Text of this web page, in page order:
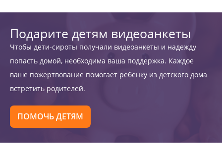
Подарите детям видеоанкеты
Чтобы дети-сироты получали видеоанкеты и надежду
попасть домой, необходима ваша поддержка. Каждое
ваше пожертвование помогает ребенку из детского дома
встретить родителей.
ПОМОЧЬ ДЕТЯМ